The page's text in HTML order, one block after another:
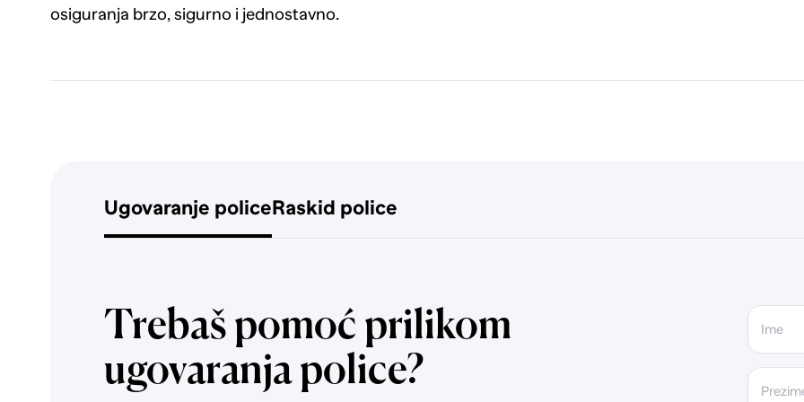
osiguranja brzo, sigurno i jednostavno.
Ugovaranje policeRaskid police
Trebaš pomoć prilikom
ugovaranja police?
Ime